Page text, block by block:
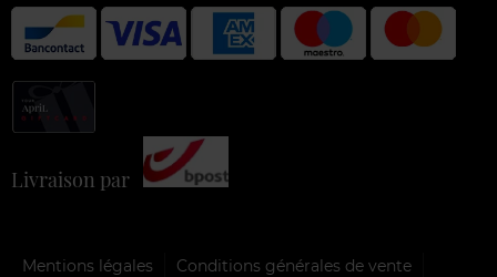
Livraison par
Mentions légales Conditions générales de vente